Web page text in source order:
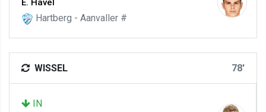
E. Havel
Hartberg - Aanvaller #
WISSEL 78'
IN